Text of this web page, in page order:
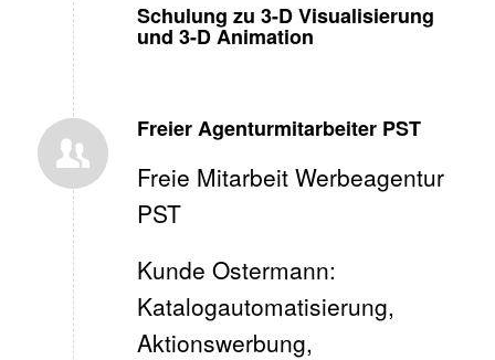
Schulung zu 3-D Visualisierung
und 3-D Animation
Freier Agenturmitarbeiter PST
Freie Mitarbeit Werbeagentur
PST
Kunde Ostermann:
Katalogautomatisierung,
Aktionswerbung,